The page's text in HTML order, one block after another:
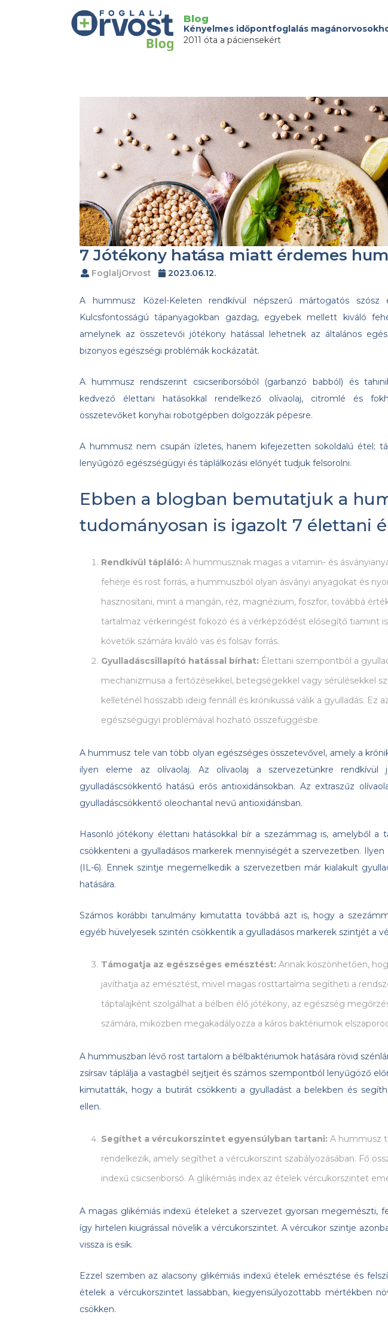
Blog
Kényelmes időpontfoglalás
2011 óta a páciensekért
7 Jótékony hatása miatt érdemes
FoglaljOrvost 2023.06.12.
A hummusz Közel-Keleten rendkívül népszerű mártogatós
Kulcsfontosságú tápanyagokban gazdag, egyebek mellett kiváló
amelynek az összetevői jótékony hatással lehetnek az általános
bizonyos egészségi problémák kockázatát.
A hummusz rendszerint csicseriborsóból (garbanzó babból) és
kedvező élettani hatásokkal rendelkező olívaolaj, citromlé és
összetevőket konyhai robotgépben dolgozzák pépesre.
A hummusz nem csupán ízletes, hanem kifejezetten sokoldalú étel;
lenyűgöző egészségügyi és táplálkozási előnyét tudjuk felsorolni.
Ebben a blogban bemutatjuk a
tudományosan is igazolt 7 élettani
Rendkívül tápláló: A hummusznak magas a vitamin- és
fehérje és rost forrás, a hummuszból olyan ásványi anyagokat és
hasznosítani, mint a mangán, réz, magnézium, foszfor, továbbá
tartalmaz vérkeringést fokozó és a vérképződést elősegítő tiamint
követők számára kiváló vas és folsav forrás.
Gyulladáscsillapító hatással bírhat: Élettani szempontból a
mechanizmusa a fertőzésekkel, betegségekkel vagy sérülésekkel
kelleténél hosszabb ideig fennáll és krónikussá válik a gyulladás. Ez
egészségügyi problémával hozható összefüggésbe.
A hummusz tele van több olyan egészséges összetevővel, amely a
ilyen eleme az olívaolaj. Az olívaolaj a szervezetünkre
gyulladáscsökkentő hatású erős antioxidánsokban. Az extraszűz
gyulladáscsökkentő oleochantal nevű antioxidánsban.
Hasonló jótékony élettani hatásokkal bír a szezámmag is, amelyből a
csökkenteni a gyulladásos markerek mennyiségét a szervezetben.
(IL-6). Ennek szintje megemelkedik a szervezetben már kialakult
hatására.
Számos korábbi tanulmány kimutatta továbbá azt is, hogy a
egyéb hüvelyesek szintén csökkentik a gyulladásos markerek szintjét a
Támogatja az egészséges emésztést: Annak köszönhetően,
javíthatja az emésztést, mivel magas rosttartalma segítheti a
táptalajként szolgálhat a bélben élő jótékony, az egészség
számára, miközben megakadályozza a káros baktériumok
A hummuszban lévő rost tartalom a bélbaktériumok hatására rövid
zsírsav táplálja a vastagbél sejtjeit és számos szempontból lenyűgöző
kimutatták, hogy a butirát csökkenti a gyulladást a belekben és
ellen.
Segíthet a vércukorszintet egyensúlyban tartani: A hummusz
rendelkezik, amely segíthet a vércukorszint szabályozásában. Fő
indexű csicseriborsó. A glikémiás index az ételek vércukorszintet
A magas glikémiás indexű ételeket a szervezet gyorsan megemészti,
így hirtelen kiugrással növelik a vércukorszintet. A vércukor szintje
vissza is esik.
Ezzel szemben az alacsony glikémiás indexű ételek emésztése és
ételek a vércukorszintet lassabban, kiegyensúlyozottabb mértékben
csökken.